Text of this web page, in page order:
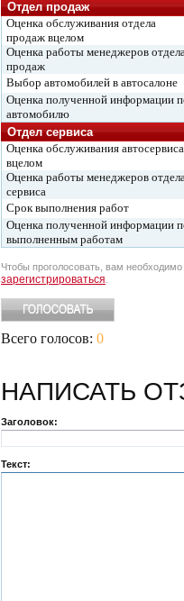
Отдел продаж
Оценка обслуживания отдела
продаж вцелом
Оценка работы менеджеров
продаж
Выбор автомобилей в автосалоне
Оценка полученной информации
автомобилю
Отдел сервиса
Оценка обслуживания автосервиса
вцелом
Оценка работы менеджеров
сервиса
Срок выполнения работ
Оценка полученной информации
выполненным работам
Чтобы проголосовать, вам необходимо
зарегистрироваться
Всего голосов: 0
НАПИСАТЬ
Заголовок:
Текст: